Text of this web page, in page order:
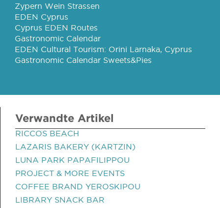
Zypern Wein Strassen
EDEN Cyprus
Cyprus EDEN Routes
Gastronomic Calendar
EDEN Cultural Tourism: Orini Larnaka, Cyprus
Gastronomic Calendar Sweets&Pies
Verwandte Artikel
RICCOS BEACH
LAZARIS BAKERY (KARTZIN)
LUNA PARK PAPAFILIPPOU
PROJECT & MORE EVENTS
COFFEE BRAND YEROSKIPOU
LIBRARY SNACK BAR